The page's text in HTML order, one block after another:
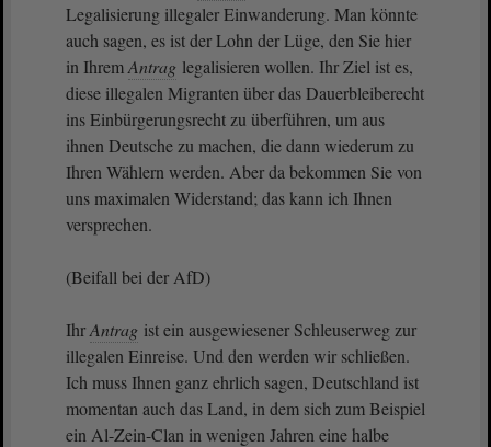
Legalisierung illegaler Einwanderung. Man könnte
auch sagen, es ist der Lohn der Lüge, den Sie hier
in IhremAntrag legalisieren wollen. Ihr Ziel ist es,
diese illegalen Migranten über das Dauerbleiberecht
ins Einbürgerungsrecht zu überführen, um aus
ihnen Deutsche zu machen, die dann wiederum zu
Ihren Wählern werden. Aber da bekommen Sie von
uns maximalen Widerstand; das kann ich Ihnen
versprechen.
(Beifall bei der AfD)
IhrAntrag ist ein ausgewiesener Schleuserweg zur
illegalen Einreise. Und den werden wir schließen.
Ich muss Ihnen ganz ehrlich sagen, Deutschland ist
momentan auch das Land, in dem sich zum Beispiel
ein Al-Zein-Clan in wenigen Jahren eine halbe